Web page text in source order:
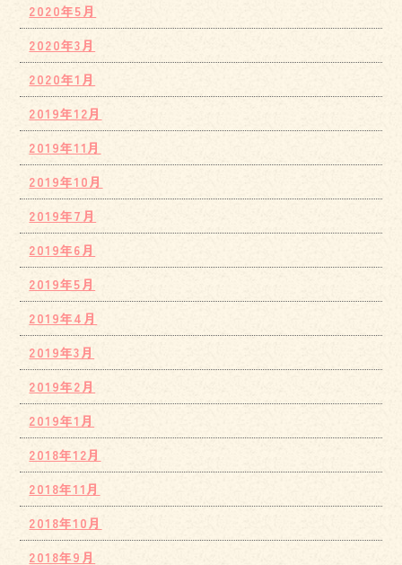
2020年5月
2020年3月
2020年1月
2019年12月
2019年11月
2019年10月
2019年7月
2019年6月
2019年5月
2019年4月
2019年3月
2019年2月
2019年1月
2018年12月
2018年11月
2018年10月
2018年9月